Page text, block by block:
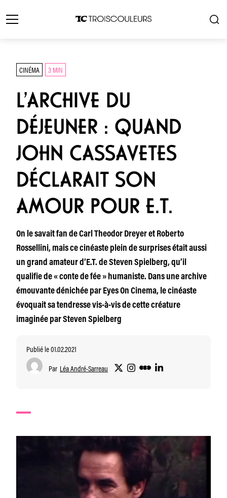
CINÉMA 3 MIN
L’ARCHIVE DU
DÉJEUNER : QUAND
JOHN CASSAVETES
DÉCLARAIT SON
AMOUR POUR E.T.
On le savait fan de Carl Theodor Dreyer et Roberto
Rossellini, mais ce cinéaste plein de surprises était aussi
un grand amateur d‘E.T. de Steven Spielberg, qu’il
qualifie de « conte de fée » humaniste. Dans une archive
émouvante dénichée par Eyes On Cinema, le cinéaste
évoquait sa tendresse vis-à-vis de cette créature
imaginée par Steven Spielberg
Publié le 01.02.2021
Par Léa André-Sarreau